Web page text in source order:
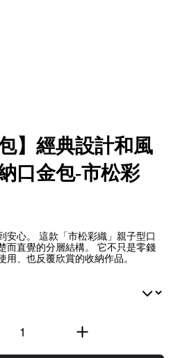
】經典設計和風
口金包-市松彩
安心。 這款「市松彩織」親子型口
而直覺的分層結構。 它不只是零錢
、也反覆欣賞的收納作品。